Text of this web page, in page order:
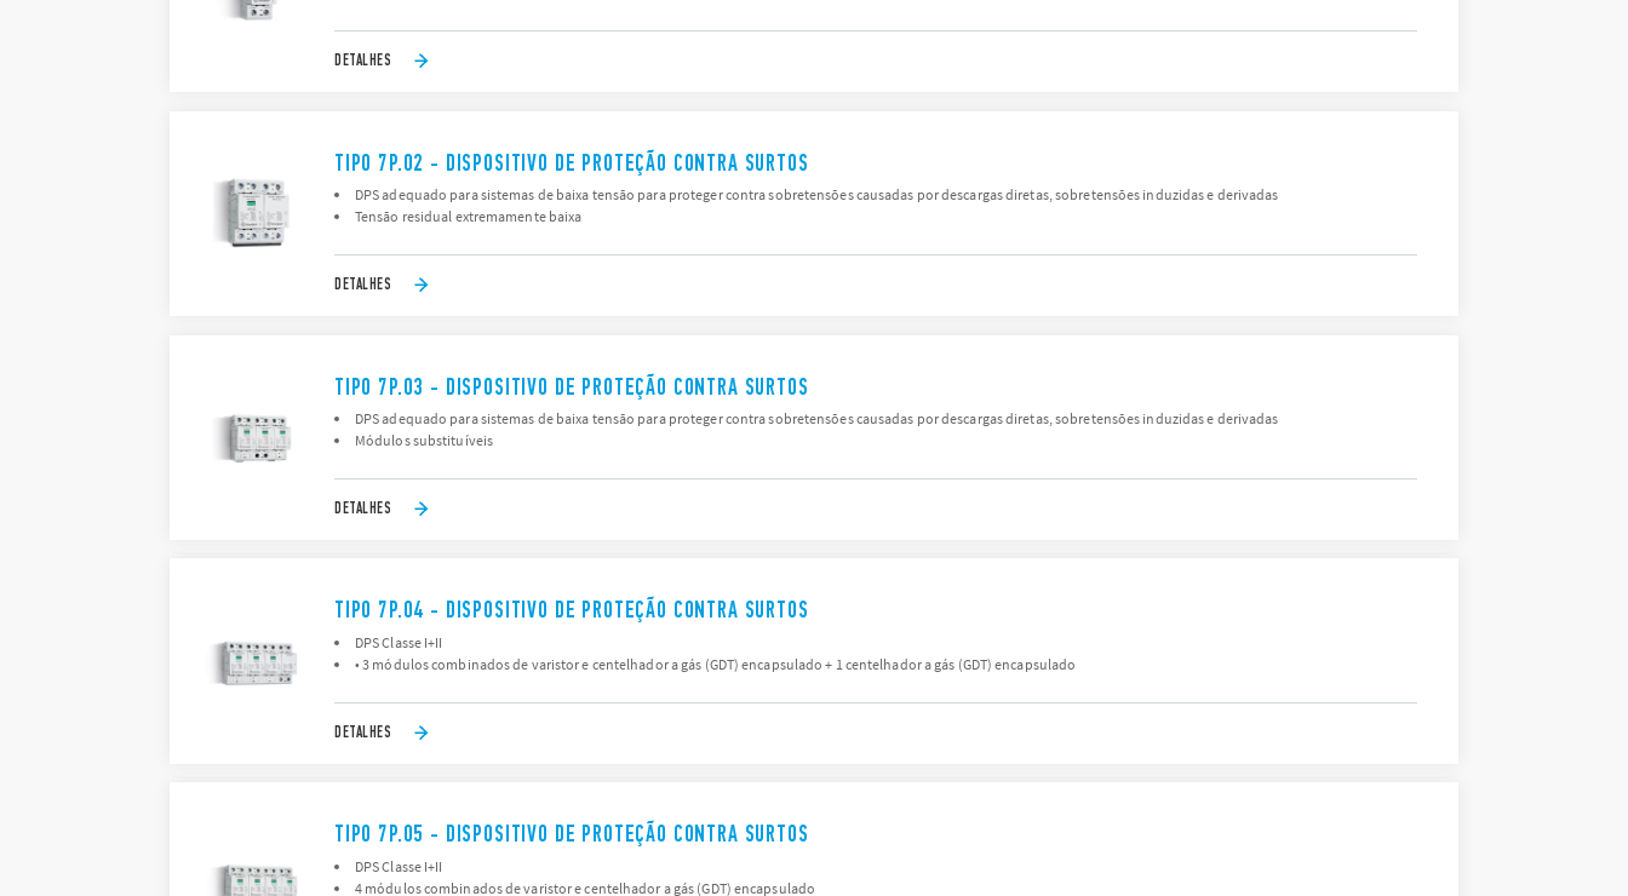
DETALHES
TIPO 7P.02 - DISPOSITIVO DE PROTEÇÃO CONTRA SURTOS
DPS adequado para sistemas de baixa tensão para proteger contra sobretensões causadas por descargas diretas, sobretensões induzidas e derivadas
Tensão residual extremamente baixa
DETALHES
TIPO 7P.03 - DISPOSITIVO DE PROTEÇÃO CONTRA SURTOS
DPS adequado para sistemas de baixa tensão para proteger contra sobretensões causadas por descargas diretas, sobretensões induzidas e derivadas
Módulos substituíveis
DETALHES
TIPO 7P.04 - DISPOSITIVO DE PROTEÇÃO CONTRA SURTOS
DPS Classe I+II
• 3 módulos combinados de varistor e centelhador a gás (GDT) encapsulado + 1 centelhador a gás (GDT) encapsulado
DETALHES
TIPO 7P.05 - DISPOSITIVO DE PROTEÇÃO CONTRA SURTOS
DPS Classe I+II
4 módulos combinados de varistor e centelhador a gás (GDT) encapsulado